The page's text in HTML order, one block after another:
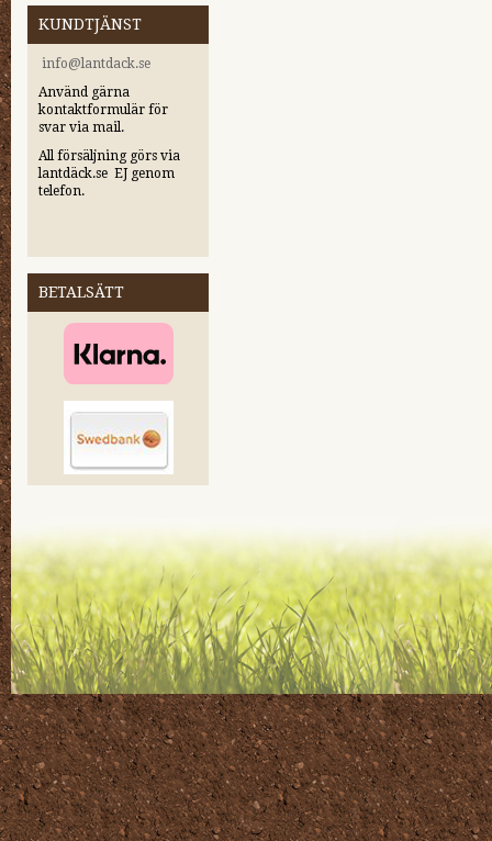
KUNDTJÄNST
info@lantdack.se
Använd gärna
kontaktformulär för
svar via mail.
All försäljning görs via
lantdäck.se EJ genom
telefon.
BETALSÄTT